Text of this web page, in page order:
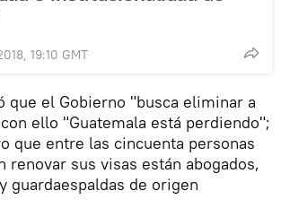
19:10 GMT
que el Gobierno "busca eliminar a
ello "Guatemala está perdiendo";
que entre las cincuenta personas
renovar sus visas están abogados,
guardaespaldas de origen